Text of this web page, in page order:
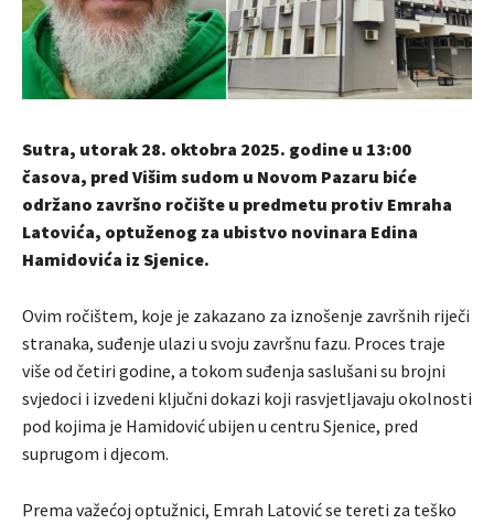
Sutra, utorak 28. oktobra 2025. godine u 13:00
časova, pred Višim sudom u Novom Pazaru biće
održano završno ročište u predmetu protiv Emraha
Latovića, optuženog za ubistvo novinara Edina
Hamidovića iz Sjenice.
Ovim ročištem, koje je zakazano za iznošenje završnih riječi
stranaka, suđenje ulazi u svoju završnu fazu. Proces traje
više od četiri godine, a tokom suđenja saslušani su brojni
svjedoci i izvedeni ključni dokazi koji rasvjetljavaju okolnosti
pod kojima je Hamidović ubijen u centru Sjenice, pred
suprugom i djecom.
Prema važećoj optužnici, Emrah Latović se tereti za teško